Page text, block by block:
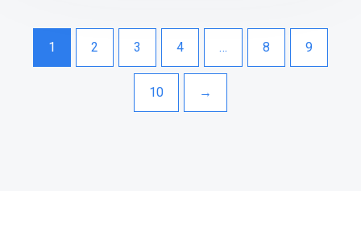
1 2 3 4 … 8 9
10 →